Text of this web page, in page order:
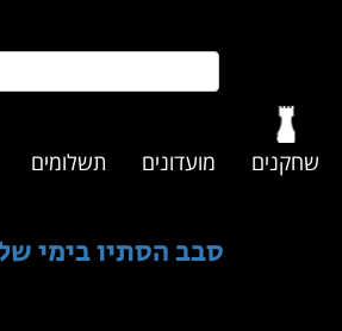
שחקנים מועדונים תשלומים
סבב הסתיו בימי